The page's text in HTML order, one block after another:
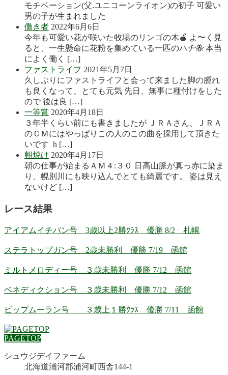
モチベーション(父.ユニコーンライオン)の初子 可愛い
男の子が生まれました
働き者 2022年6月6日
今年も可愛い花が咲いた牧場のリンゴの木🍎 よ〜く見
ると、一生懸命に花粉を集めている一匹のハチ🐝 本当
によく働く […]
ファストライフ 2021年5月7日
久しぶりにファストライフと会って来ました脚の腫れ
も良くなって、とても元気 先日、無事に種付けをした
ので 後は良 […]
一等賞 2020年4月18日
３年半くらい前にも書きましたが ＪＲＡさん、ＪＲＡ
のＣＭにはやっぱりこの人のこの曲を採用して頂きた
いです h […]
朝焼け 2020年4月17日
朝の仕事が始まるＡＭ４:３０ 日高山脈が真っ赤に染ま
り、幌別川にも映り込んでとても綺麗です。 姿は見え
ないけど […]
レース結果
アイアムイチバン号 3歳以上2勝ｸﾗｽ 優勝 8/2 札幌
ステラトップガン号 2歳未勝利 優勝 7/19 函館
ミルトメロディー号 ３歳未勝利 優勝 7/12 函館
ベネディクション号 ３歳未勝利 優勝 7/12 函館
ビップムーラン号 ３歳上１勝ｸﾗｽ 優勝 7/11 函館
PAGETOP
シュウジデイファーム
北海道浦河郡浦河町西舎144-1